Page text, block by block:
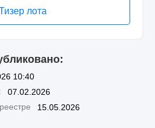
лота
10:40
07.02.2026
15.05.2026